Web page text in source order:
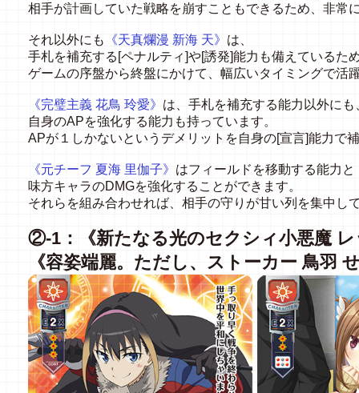
相手が計画していた戦略を崩すこともできるため、非常
それ以外にも 《天真爛漫 新海 天》 は、
手札を補充する[ペナルティ]や[誘発]能力も備えているた
ゲームの序盤から終盤にかけて、幅広いタイミングで活
《完璧主義 花鳥 玲愛》 は、手札を補充する能力以外にも
自身のAPを強化する能力も持っています。
APが１しかないというデメリットを自身の[宣言]能力で
《元チーフ 夏海 里伽子》 はフィールドを移動する能力と
味方キャラのDMGを強化することができます。
それらを組み合わせれば、相手の守りが甘い列を集中し
②-1：《新たなる光のセクシィ小悪魔 レ
《容姿端麗。ただし、ストーカー 鳥羽